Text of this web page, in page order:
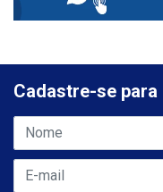
Cadastre-se